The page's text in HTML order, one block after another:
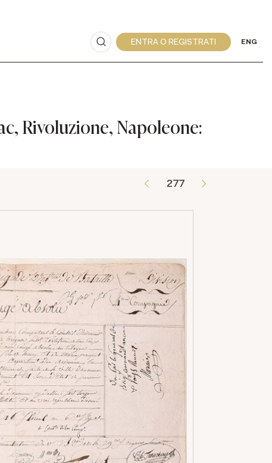
ENG
Rivoluzione, Napoleone: